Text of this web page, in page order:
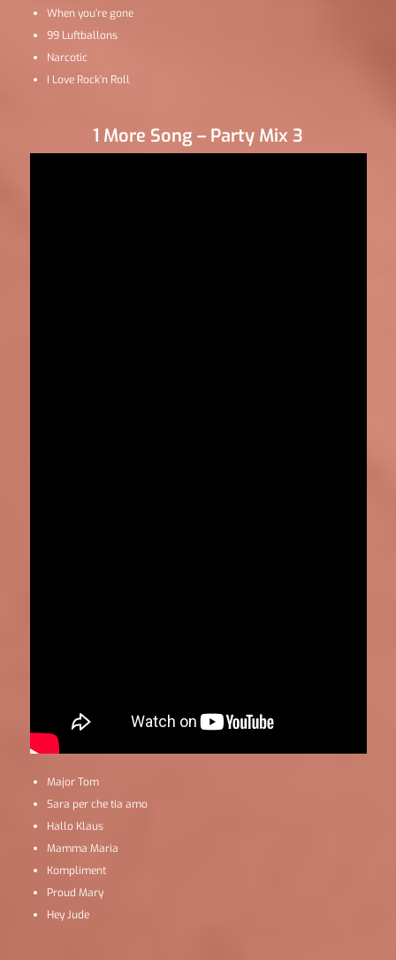
When you’re gone
99 Luftballons
Narcotic
I Love Rock’n Roll
1 More Song – Party Mix 3
Major Tom
Sara per che tia amo
Hallo Klaus
Mamma Maria
Kompliment
Proud Mary
Hey Jude